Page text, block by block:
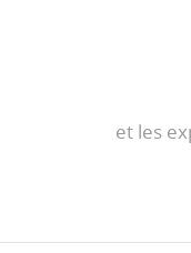
et les